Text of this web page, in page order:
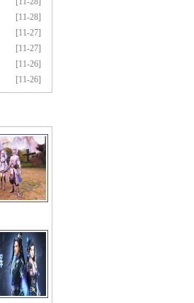
[11-28]
[11-27]
[11-27]
[11-26]
[11-26]